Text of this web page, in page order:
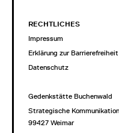
RECHTLICHES
Impressum
Erklärung zur Barrierefreiheit
Datenschutz
Gedenkstätte Buchenwald
Strategische
99427 Weimar